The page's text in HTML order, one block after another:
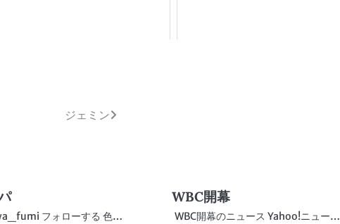
ジェミン
フォローする 色…
WBC開幕
WBC開幕のニュース Yahoo!ニュー…